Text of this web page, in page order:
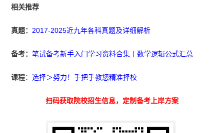
相关推荐
真题：2017-2025近九年各科真题及详细解析
备考：笔试备考新手入门学习资料合集 丨数学逻辑公式汇总
课程：选择＞努力！手把手教您精准择校
扫码获取院校招生信息，定制备考上岸方案